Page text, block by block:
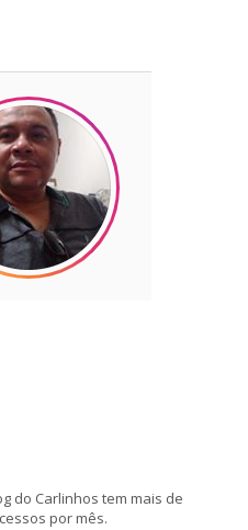
do Carlinhos tem mais de
por mês.